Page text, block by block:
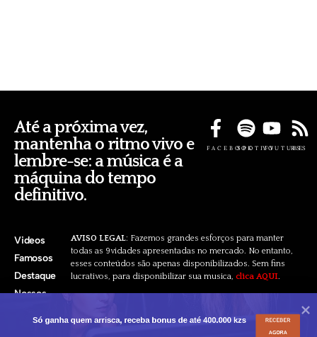
Até a próxima vez,
mantenha o ritmo vivo e
lembre-se: a música é a
máquina do tempo
definitivo.
FACEBOOKSPOTIFYYOUTUBE
RSS
Videos
Famosos
Destaque
Nossos
AVISO LEGAL: Fazemos grandes esforços para manter
todas as 9vidades apresentadas no mercado. No entanto,
esses conteúdos são apenas disponibilizados. Sem fins
lucrativos, para disponibilizar sua musica, clica AQUI.
Só ganha quem arrisca, receba bonus de até 400.000 kzs RECEBER
AGORA